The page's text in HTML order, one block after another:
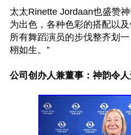
太太Rinette Jordaan也盛赞
为出色，各种色彩的搭配以
所有舞蹈演员的步伐整齐划
栩如生。”
公司创办人兼董事：神韵令